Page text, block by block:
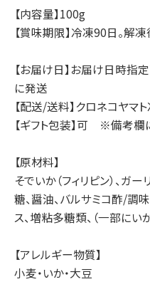
【内容量】100g
【賞味期限】冷凍90日。解凍
【お届け日】お届け日時指
に発送
【配送/送料】クロネコヤマ
【ギフト包装】可 ※備考欄
【原材料】
そでいか（フィリピン）、ガ
糖、醤油、バルサミコ酢/調
ス、増粘多糖類、（一部にい
【アレルギー物質】
小麦・いか・大豆